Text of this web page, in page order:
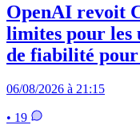
OpenAI revoit
limites pour les
de fiabilité pour
06/08/2026 à 21:15
• 19